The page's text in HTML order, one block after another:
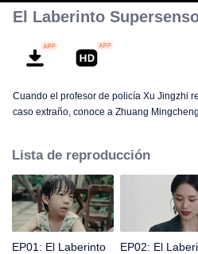
El Laberinto
Cuando el profesor de policía Xu Jingzhi
caso extraño, conoce a Zhuang
Lista de reproducción
EP01: El Laberinto
EP02: El